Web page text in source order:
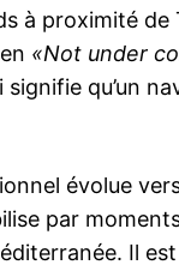
de
à proximité de
«Not under
qu’un
évolue
par
Il